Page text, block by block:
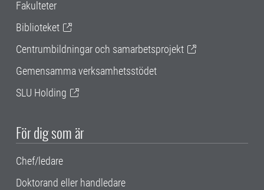
Fakulteter
Biblioteket
Centrumbildningar och samarbetsprojekt
Gemensamma verksamhetsstödet
SLU Holding
För dig som är
Chef/ledare
Doktorand eller handledare